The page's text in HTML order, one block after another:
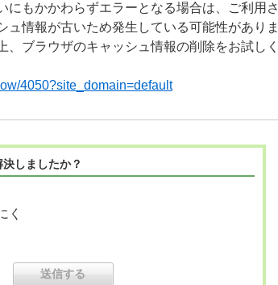
にもかかわらずエラーとなる場合は、ご利用さ
ュ情報が古いため発生している可能性がありま
、ブラウザのキャッシュ情報の削除をお試しく
4050?site_domain=default
しましたか？
く